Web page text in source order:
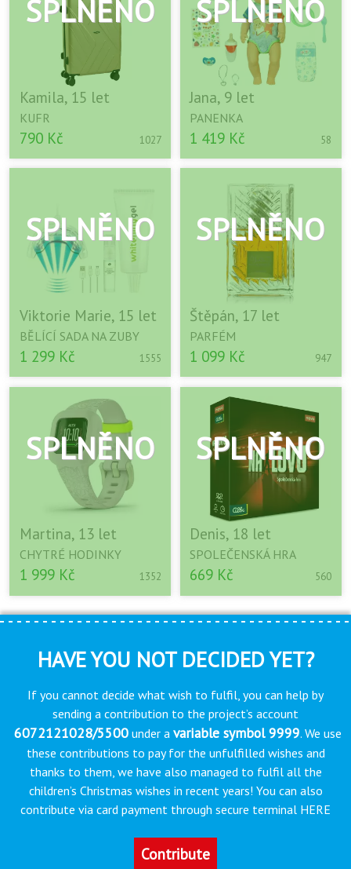
Kamila, 15 let
KUFR
790 Kč 1027
Jana, 9 let
PANENKA
1 419 Kč 58
Viktorie Marie, 15 let
BĚLÍCÍ SADA NA ZUBY
1 299 Kč 1555
Štěpán, 17 let
PARFÉM
1 099 Kč 947
Martina, 13 let
CHYTRÉ HODINKY
1 999 Kč 1352
Denis, 18 let
SPOLEČENSKÁ HRA
669 Kč 560
HAVE YOU NOT DECIDED YET?
If you cannot decide what wish to fulfil, you can help by
sending a contribution to the project’s account
6072121028/5500under a variable symbol 9999. We use
these contributions to pay for the unfulfilled wishes and
thanks to them, we have also managed to fulfil all the
children’s Christmas wishes in recent years! You can also
contribute via card payment through secure terminal HERE
Contribute